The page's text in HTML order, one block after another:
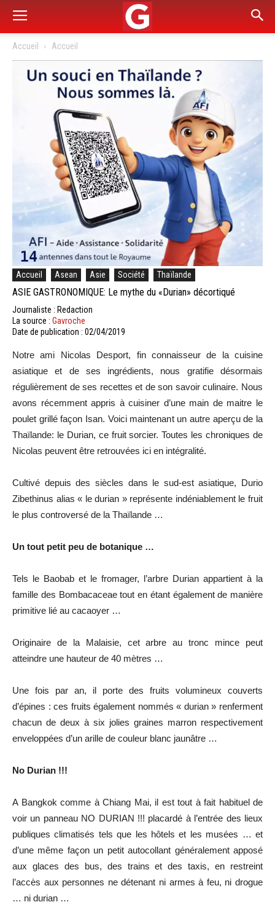
Accueil Accueil
Accueil Asean Asie Société Thaïlande
ASIE GASTRONOMIQUE: Le mythe du «Durian» décortiqué
Journaliste : Redaction
La source : Gavroche
Date de publication : 02/04/2019
Notre ami Nicolas Desport, fin connaisseur de la cuisine
asiatique et de ses ingrédients, nous gratifie désormais
régulièrement de ses recettes et de son savoir culinaire. Nous
avons récemment appris à cuisiner d’une main de maitre le
poulet grillé façon Isan. Voici maintenant un autre aperçu de la
Thaïlande: le Durian, ce fruit sorcier. Toutes les chroniques de
Nicolas peuvent être retrouvées ici en intégralité.
Cultivé depuis des siècles dans le sud-est asiatique, Durio
Zibethinus alias « le durian » représente indéniablement le fruit
le plus controversé de la Thaïlande …
Un tout petit peu de botanique …
Tels le Baobab et le fromager, l’arbre Durian appartient à la
famille des Bombacaceae tout en étant également de manière
primitive lié au cacaoyer …
Originaire de la Malaisie, cet arbre au tronc mince peut
atteindre une hauteur de 40 mètres …
Une fois par an, il porte des fruits volumineux couverts
d’épines : ces fruits également nommés « durian » renferment
chacun de deux à six jolies graines marron respectivement
enveloppées d’un arille de couleur blanc jaunâtre …
No Durian !!!
A Bangkok comme à Chiang Mai, il est tout à fait habituel de
voir un panneau NO DURIAN !!! placardé à l’entrée des lieux
publiques climatisés tels que les hôtels et les musées … et
d’une même façon un petit autocollant généralement apposé
aux glaces des bus, des trains et des taxis, en restreint
l’accès aux personnes ne détenant ni armes à feu, ni drogue
… ni durian …